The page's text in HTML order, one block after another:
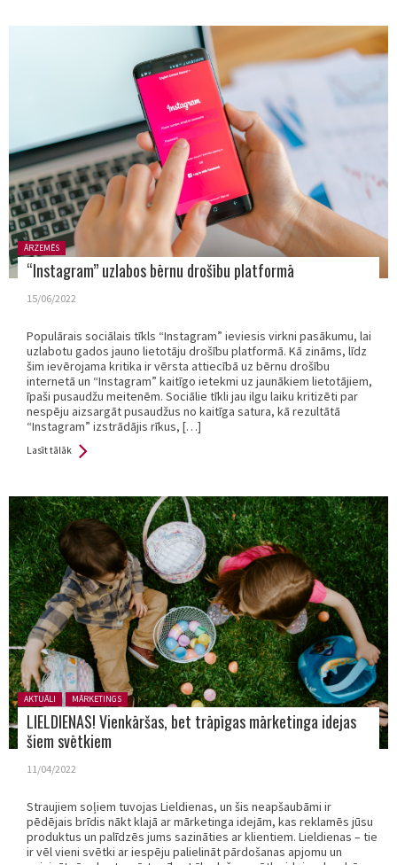
Posted
in:
ĀRZEMĒS
“Instagram” uzlabos bērnu drošību platformā
15/06/2022
Populārais sociālais tīkls “Instagram” ieviesis virkni pasākumu, lai
uzlabotu gados jauno lietotāju drošību platformā. Kā zināms, līdz
šim ievērojama kritika ir vērsta attiecībā uz bērnu drošību
internetā un “Instagram” kaitīgo ietekmi uz jaunākiem lietotājiem,
īpaši pusaudžu meitenēm. Sociālie tīkli jau ilgu laiku kritizēti par
nespēju aizsargāt pusaudžus no kaitīga satura, kā rezultātā
“Instagram” izstrādājis rīkus, […]
Lasīt tālāk
Posted in:
AKTUĀLI MĀRKETINGS
LIELDIENAS! Vienkāršas, bet trāpīgas mārketinga idejas
šiem svētkiem
11/04/2022
Straujiem soļiem tuvojas Lieldienas, un šis neapšaubāmi ir
pēdējais brīdis nākt klajā ar mārketinga idejām, kas reklamēs jūsu
produktus un palīdzēs jums sazināties ar klientiem. Lieldienas – tie
ir vēl vieni svētki ar iespēju palielināt pārdošanas apjomu un